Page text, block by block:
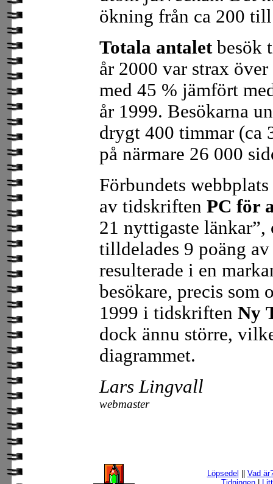
ökning från ca 200
Totala antaletbesök
år 2000 var strax
med 45 % jämfört
år 1999. Besökarna
drygt 400 timmar (ca
på närmare 26 000
Förbundets
av tidskriften PC för
21 nyttigaste länkar”,
tilldelades 9 poäng
resulterade i en
besökare, precis som
1999 i tidskriften Ny
dock ännu större,
diagrammet.
Lars Lingvall
webmaster
Löpsedel
Vad